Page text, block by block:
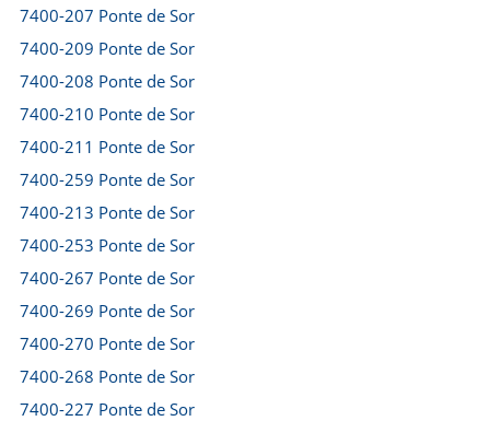
7400-207 Ponte de Sor
7400-209 Ponte de Sor
7400-208 Ponte de Sor
7400-210 Ponte de Sor
7400-211 Ponte de Sor
7400-259 Ponte de Sor
7400-213 Ponte de Sor
7400-253 Ponte de Sor
7400-267 Ponte de Sor
7400-269 Ponte de Sor
7400-270 Ponte de Sor
7400-268 Ponte de Sor
7400-227 Ponte de Sor